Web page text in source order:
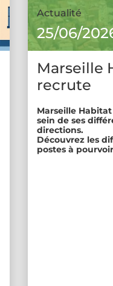
Actualité
25/06/
Marseille
recrute
Marseille
sein de ses
directions.
Découvrez les
postes à